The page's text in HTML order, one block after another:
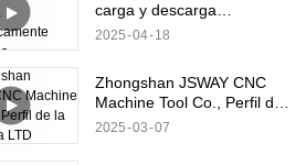
carga y descarga
automáticamente
2025 04 18
Zhongshan JSWAY CNC
Machine Tool Co., Perfil de
la compañía LTD
2025 03 07